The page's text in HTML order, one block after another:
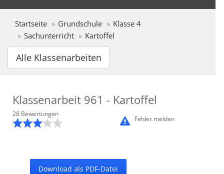
Startseite Grundschule
Klasse 4
Sachunterricht
Kartoffel
Alle Klassenarbeiten
Klassenarbeit 961 - Kartoffel
Fehler melden
28 Bewertungen
Download als PDF-Datei